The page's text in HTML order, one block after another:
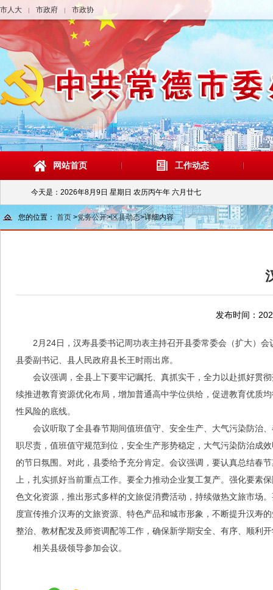
市人大 | 市政府 | 市政协
网站首页 工作动态
今天是： 2026年8月9日 星期日 农历丙午年 六月廿七
您的位置： 首页 >党务公开>区县动态>详细内容
发布时间：
2月24日，汉寿县委书记周功表主持召开县委常委会（扩大）
县委副书记、县人民政府县长王时雨出席。
会议强调，全县上下要牢记嘱托、真抓实干，全力以赴抓好贯
续推进教育资源优化布局，增加普通高中学位供给，促进教育优质
性风险的底线。
会议听取了全县春节期间值班值守、安全生产、大气污染防治
职尽责，值班值守规范到位，安全生产形势稳定，大气污染防治成
的节日氛围。对此，县委给予充分肯定。会议强调，要认真总结春
上，扎实抓好当前重点工作。要全力推动企业复工复产。强化要素
色文化资源，推出形式多样的文旅促消费活动，持续做热文旅市场
度宣传推介汉寿的文旅资源、特色产品和城市形象，不断提升汉寿
整治、教材配发及师资调配等工作，确保新学期安全、有序、顺利
相关县级领导参加会议。